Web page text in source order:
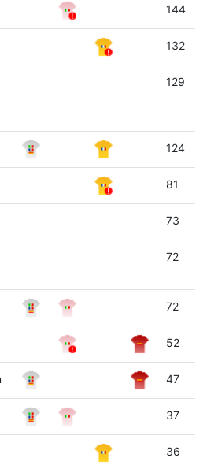
144
132
129
124
81
73
72
72
52
47
37
36